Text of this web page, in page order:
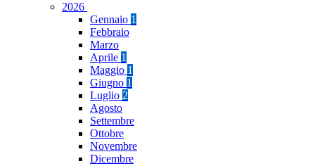
2026
Gennaio 1
Febbraio
Marzo
Aprile 1
Maggio 1
Giugno 1
Luglio 2
Agosto
Settembre
Ottobre
Novembre
Dicembre